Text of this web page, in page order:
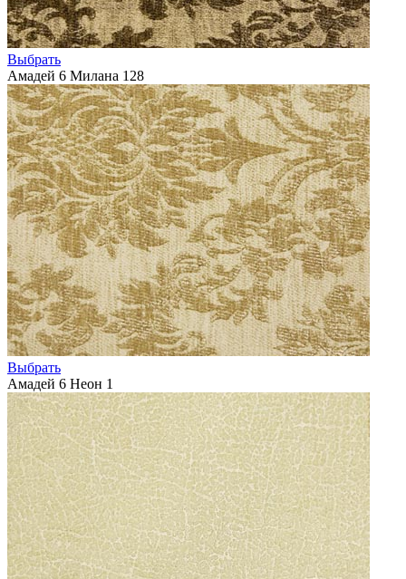
Выбрать
Амадей 6 Милана 128
Выбрать
Амадей 6 Неон 1